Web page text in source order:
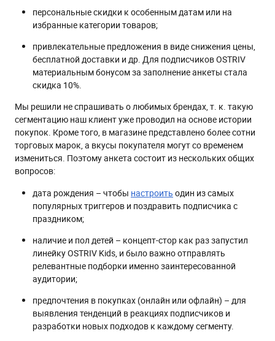
персональные скидки к особенным датам или на
избранные категории товаров;
привлекательные предложения в виде снижения цены,
бесплатной доставки и др. Для подписчиков OSTRIV
материальным бонусом за заполнение анкеты стала
скидка 10%.
Мы решили не спрашивать о любимых брендах, т. к. такую
сегментацию наш клиент уже проводил на основе истории
покупок. Кроме того, в магазине представлено более сотни
торговых марок, а вкусы покупателя могут со временем
измениться. Поэтому анкета состоит из нескольких общих
вопросов:
дата рождения – чтобы настроить один из самых
популярных триггеров и поздравить подписчика с
праздником;
наличие и пол детей – концепт-стор как раз запустил
линейку OSTRIV Kids, и было важно отправлять
релевантные подборки именно заинтересованной
аудитории;
предпочтения в покупках (онлайн или офлайн) – для
выявления тенденций в реакциях подписчиков и
разработки новых подходов к каждому сегменту.